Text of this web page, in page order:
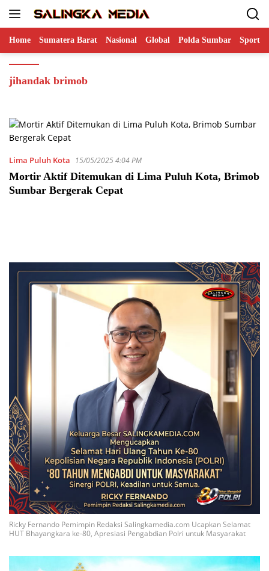
Home Sumatera Barat Nasional Global Polda Sumbar Sports
jihandak brimob
Lima Puluh Kota 15/05/2025 4:04 PM
Mortir Aktif Ditemukan di Lima Puluh Kota, Brimob
Sumbar Bergerak Cepat
Ricky Fernando Pemimpin Redaksi Salingkamedia.com Ucapkan Selamat
HUT Bhayangkara ke-80, Apresiasi Pengabdian Polri untuk Masyarakat